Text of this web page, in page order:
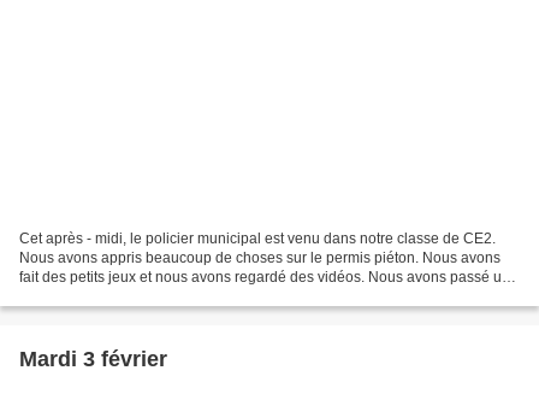
Cet après - midi, le policier municipal est venu dans notre classe de CE2.
Nous avons appris beaucoup de choses sur le permis piéton. Nous avons
fait des petits jeux et nous avons regardé des vidéos. Nous avons passé un
Mardi 3 février